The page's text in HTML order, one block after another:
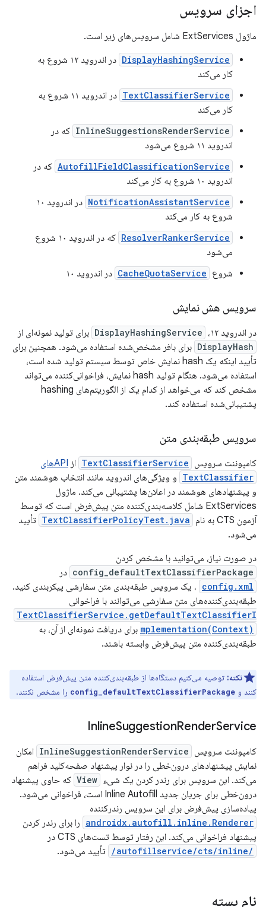
اجزای سرویس
ماژول ExtServices شامل سرویس‌های زیر است.
DisplayHashingService
در اندروید ۱۲ شروع به
کار می‌کند
TextClassifierService
در اندروید ۱۱ شروع به
کار می‌کند
InlineSuggestionsRenderService که در
اندروید ۱۱ شروع می‌شود
AutofillFieldClassificationService که در
اندروید ۱۰ شروع به کار می‌کند
NotificationAssistantService
در اندروید ۱۰
شروع به کار می‌کند
ResolverRankerService
که در اندروید ۱۰ شروع
می‌شود
شروع CacheQuotaService در اندروید ۱۰
سرویس هش نمایش
در اندروید ۱۲، DisplayHashingService برای تولید نمونه‌ای از
DisplayHash برای بافر مشخص‌شده استفاده می‌شود. همچنین برای
تأیید اینکه یک hash نمایش خاص توسط سیستم تولید شده است،
استفاده می‌شود. هنگام تولید hash نمایش، فراخوانی‌کننده می‌تواند
مشخص کند که می‌خواهد از کدام یک از الگوریتم‌های hashing
پشتیبانی‌شده استفاده کند.
سرویس طبقه‌بندی متن
کامپوننت سرویس TextClassifierService از APIهای
TextClassifier و ویژگی‌های اندروید مانند انتخاب هوشمند متن
و پیشنهادهای هوشمند در اعلان‌ها پشتیبانی می‌کند. ماژول
ExtServices شامل کلاسه‌بندی‌کننده متن پیش‌فرض است که توسط
آزمون CTS به نام
TextClassifierPolicyTest.java تأیید
می‌شود.
در صورت نیاز، می‌توانید با مشخص کردن
config_defaultTextClassifierPackage در
config.xml ، یک سرویس طبقه‌بندی متن سفارشی پیکربندی کنید.
طبقه‌بندی‌کننده‌های متن سفارشی می‌توانند با فراخوانی
TextClassifierService.getDefaultTextClassifierI
mplementation(Context) برای دریافت نمونه‌ای از آن، به
طبقه‌بندی‌کننده متن پیش‌فرض وابسته باشند.
نکته: توصیه می‌کنیم دستگاه‌ها از طبقه‌بندی‌کننده متن پیش‌فرض استفاده
کنند و config_defaultTextClassifierPackage را مشخص نکنند.
InlineSuggestionRenderService
کامپوننت سرویس InlineSuggestionRenderService امکان
نمایش پیشنهادهای درون‌خطی را در نوار پیشنهاد صفحه‌کلید فراهم
می‌کند. این سرویس برای رندر کردن یک شیء View که حاوی پیشنهاد
درون‌خطی برای جریان جدید Inline Autofill است، فراخوانی می‌شود.
پیاده‌سازی پیش‌فرض برای این سرویس رندرکننده
androidx.autofill.inline.Renderer را برای رندر کردن
پیشنهاد فراخوانی می‌کند. این رفتار توسط تست‌های CTS در
/autofillservice/cts/inline/ تأیید می‌شود.
نام بسته